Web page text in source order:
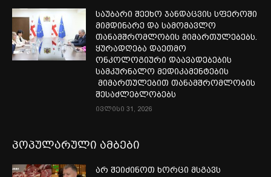
საუბარი შეეხო ჯანდაცვის სფეროში
მიმდინარე და სამომავლო
თანამშრომლობის მიმართულებებს.
ყურადღება დაეთმო
ონკოლოგიური დაავადებების
სამკურნალო მედიკამენტების
მიმართულებით თანამშრომლობის
შესაძლებლობებს
ივლისი 31, 2026
პოპულარული ამბები
არ შეიძინოთ ხორცი მსგავს